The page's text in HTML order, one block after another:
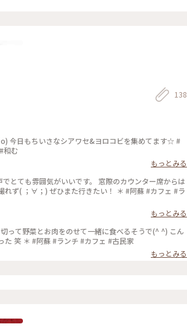
138
☆ #
和む
もっとみる
とても雰囲気がいいです。 窓際のカウンター席からは
ひまた行きたい！ ＊ #阿蘇 #カフェ #ラ
もっとみる
って野菜とお肉をのせて一緒に食べるそうで(^ ^) こん
なシャレたの食べたの初めてだったので、なかなか難しかった 笑 ＊ #阿蘇 #ランチ #カフェ #古民家
もっとみる